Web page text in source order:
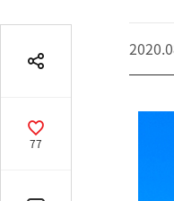
동
경
로
영
역공
기
공
감
77